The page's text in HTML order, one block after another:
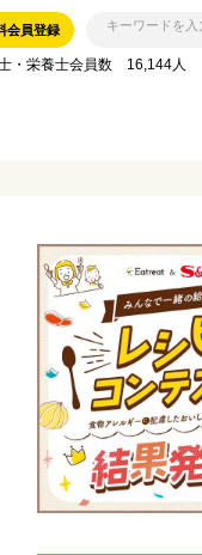
会員登録
・栄養士会員数 16,144